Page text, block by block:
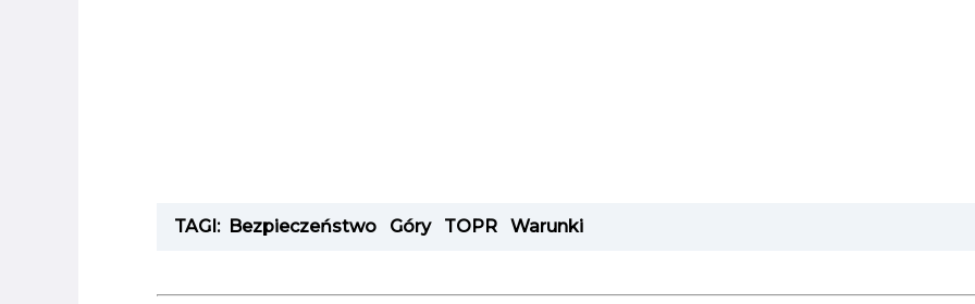
TAGI: Bezpieczeństwo Góry TOPR Warunki